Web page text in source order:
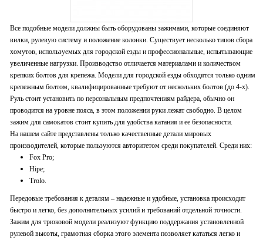
Все подобные модели должны быть оборудованы зажимами, которые соединяют
вилки, рулевую систему и положение колонки. Существует несколько типов сбора
хомутов, используемых для городской езды и профессиональные, испытывающие
увеличенные нагрузки. Производство отличается материалами и количеством
крепких болтов для крепежа. Модели для городской езды обходятся только одним
крепежным болтом, квалифицированные требуют от нескольких болтов (до 4-х).
Руль стоит установить по персональным предпочтениям райдера, обычно он
проводится на уровне пояса, в этом положении руки лежат свободно. В целом
зажим для самокатов стоит купить для удобства катания и ее безопасности.
На нашем сайте представлены только качественные детали мировых
производителей, которые пользуются авторитетом среди покупателей. Среди них:
Fox Pro;
Hipe;
Trolo.
Передовые требования к деталям – надежные и удобные, установка происходит
быстро и легко, без дополнительных усилий и требований отдельной точности.
Зажим для трюковой модели реализуют функцию поддержания установленной
рулевой высоты, грамотная сборка этого элемента позволяет кататься легко и